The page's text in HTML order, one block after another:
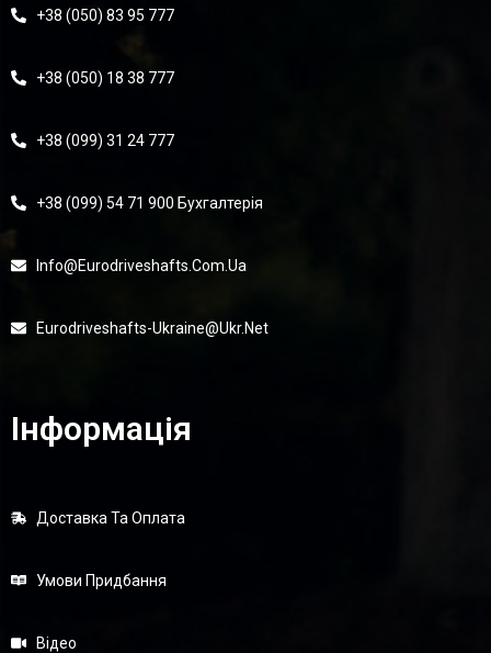
+38 (050) 83 95 777
+38 (050) 18 38 777
+38 (099) 31 24 777
+38 (099) 54 71 900 Бухгалтерія
Info@eurodriveshafts.com.ua
Eurodriveshafts-Ukraine@ukr.net
Інформація
Доставка Та Оплата
Умови Придбання
Відео